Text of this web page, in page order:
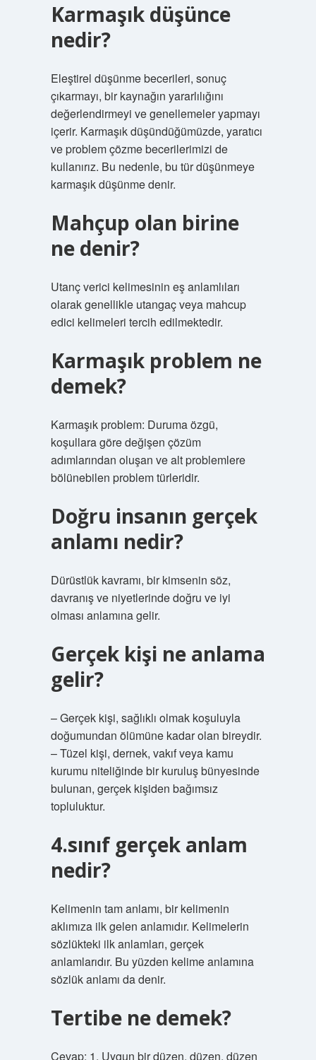
Karmaşık düşünce
nedir?
Eleştirel düşünme becerileri, sonuç
çıkarmayı, bir kaynağın yararlılığını
değerlendirmeyi ve genellemeler yapmayı
içerir. Karmaşık düşündüğümüzde, yaratıcı
ve problem çözme becerilerimizi de
kullanırız. Bu nedenle, bu tür düşünmeye
karmaşık düşünme denir.
Mahçup olan birine
ne denir?
Utanç verici kelimesinin eş anlamlıları
olarak genellikle utangaç veya mahcup
edici kelimeleri tercih edilmektedir.
Karmaşık problem ne
demek?
Karmaşık problem: Duruma özgü,
koşullara göre değişen çözüm
adımlarından oluşan ve alt problemlere
bölünebilen problem türleridir.
Doğru insanın gerçek
anlamı nedir?
Dürüstlük kavramı, bir kimsenin söz,
davranış ve niyetlerinde doğru ve iyi
olması anlamına gelir.
Gerçek kişi ne anlama
gelir?
– Gerçek kişi, sağlıklı olmak koşuluyla
doğumundan ölümüne kadar olan bireydir.
– Tüzel kişi, dernek, vakıf veya kamu
kurumu niteliğinde bir kuruluş bünyesinde
bulunan, gerçek kişiden bağımsız
topluluktur.
4.sınıf gerçek anlam
nedir?
Kelimenin tam anlamı, bir kelimenin
aklımıza ilk gelen anlamıdır. Kelimelerin
sözlükteki ilk anlamları, gerçek
anlamlarıdır. Bu yüzden kelime anlamına
sözlük anlamı da denir.
Tertibe ne demek?
Cevap: 1. Uygun bir düzen, düzen, düzen